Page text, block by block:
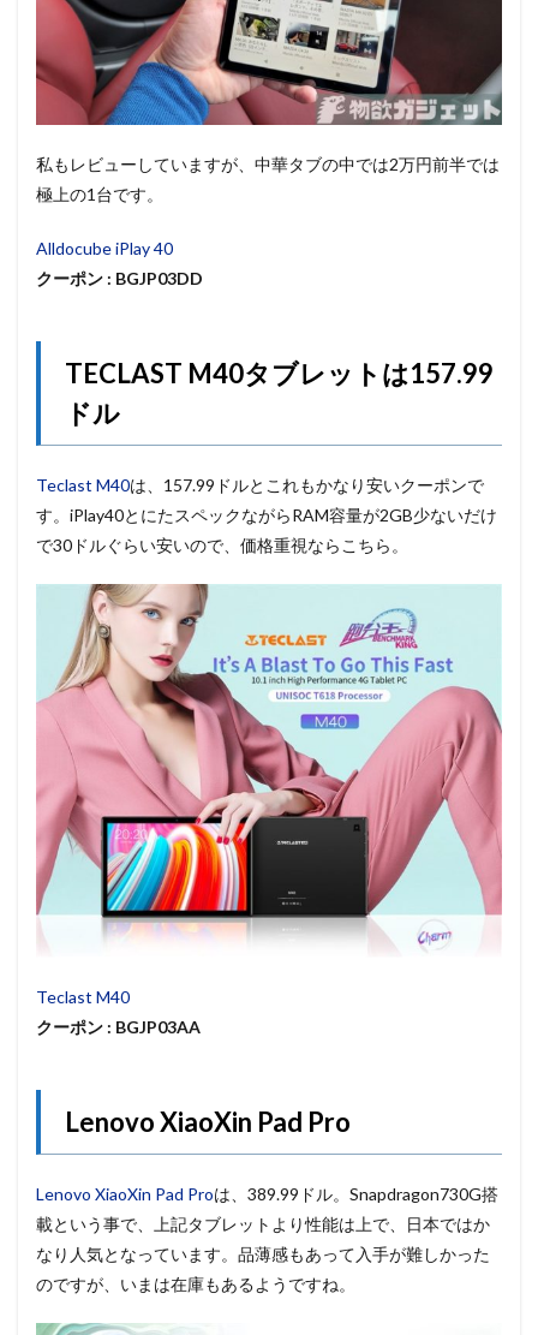
私もレビューしていますが、中華タブの中では2万円前半では
極上の1台です。
Alldocube iPlay 40
クーポン : BGJP03DD
TECLAST M40タブレットは157.99
ドル
Teclast M40は、157.99ドルとこれもかなり安いクーポンで
す。iPlay40とにたスペックながらRAM容量が2GB少ないだけ
で30ドルぐらい安いので、価格重視ならこちら。
Teclast M40
クーポン : BGJP03AA
Lenovo XiaoXin Pad Pro
Lenovo XiaoXin Pad Proは、389.99ドル。Snapdragon730G搭
載という事で、上記タブレットより性能は上で、日本ではか
なり人気となっています。品薄感もあって入手が難しかった
のですが、いまは在庫もあるようですね。